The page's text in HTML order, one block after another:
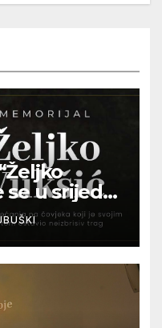
se u srijedu